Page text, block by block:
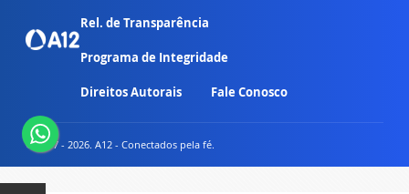
Rel. de Transparência
Programa de Integridade
Direitos Autorais Fale Conosco
© 2007 - 2026. A12 - Conectados pela fé.